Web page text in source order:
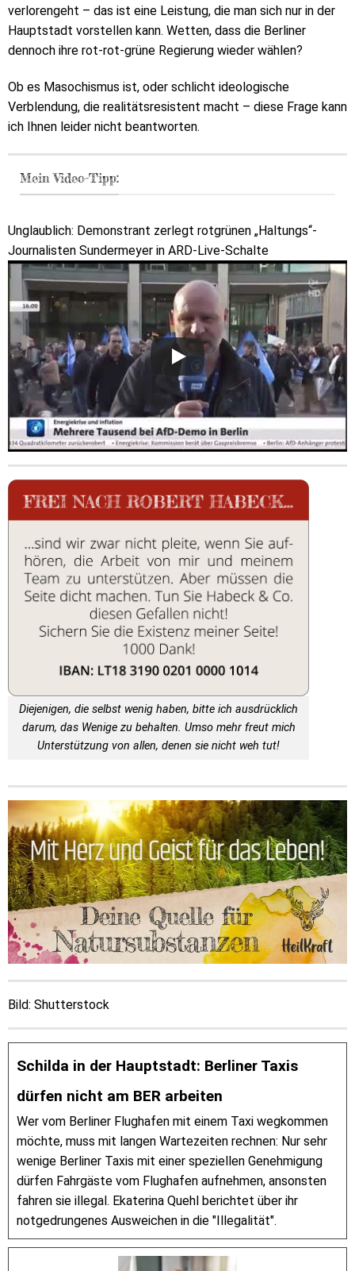
verlorengeht – das ist eine Leistung, die man sich nur in der
Hauptstadt vorstellen kann. Wetten, dass die Berliner
dennoch ihre rot-rot-grüne Regierung wieder wählen?
Ob es Masochismus ist, oder schlicht ideologische
Verblendung, die realitätsresistent macht – diese Frage kann
ich Ihnen leider nicht beantworten.
Mein Video-Tipp:
Unglaublich: Demonstrant zerlegt rotgrünen „Haltungs“-
Journalisten Sundermeyer in ARD-Live-Schalte
Diejenigen, die selbst wenig haben, bitte ich ausdrücklich
darum, das Wenige zu behalten. Umso mehr freut mich
Unterstützung von allen, denen sie nicht weh tut!
Bild: Shutterstock
Schilda in der Hauptstadt: Berliner Taxis
dürfen nicht am BER arbeiten
Wer vom Berliner Flughafen mit einem Taxi wegkommen
möchte, muss mit langen Wartezeiten rechnen: Nur sehr
wenige Berliner Taxis mit einer speziellen Genehmigung
dürfen Fahrgäste vom Flughafen aufnehmen, ansonsten
fahren sie illegal. Ekaterina Quehl berichtet über ihr
notgedrungenes Ausweichen in die "Illegalität".